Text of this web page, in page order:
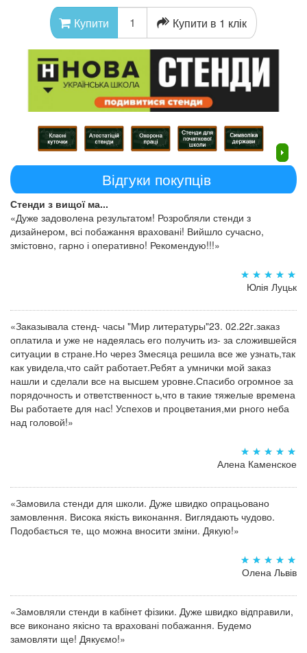
Купити Купити в 1 клік
Відгуки покупців
Стенди з вищої ма...
«Дуже задоволена результатом! Розробляли стенди з
дизайнером, всі побажання враховані! Вийшло сучасно,
змістовно, гарно і оперативно! Рекомендую!!!»
Юлія Луцьк
«Заказывала стенд- часы "Мир литературы"23. 02.22г.заказ
оплатила и уже не надеялась его получить из- за сложившейся
ситуации в стране.Но через 3месяца решила все же узнать,так
как увидела,что сайт работает.Ребят а умнички мой заказ
нашли и сделали все на высшем уровне.Спасибо огромное за
порядочность и ответственност ь,что в такие тяжелые времена
Вы работаете для нас! Успехов и процветания,ми рного неба
над головой!»
Алена Каменское
«Замовила стенди для школи. Дуже швидко опрацьовано
замовлення. Висока якість виконання. Виглядають чудово.
Подобається те, що можна вносити зміни. Дякую!»
Олена Львів
«Замовляли стенди в кабінет фізики. Дуже швидко відправили,
все виконано якісно та враховані побажання. Будемо
замовляти ще! Дякуємо!»